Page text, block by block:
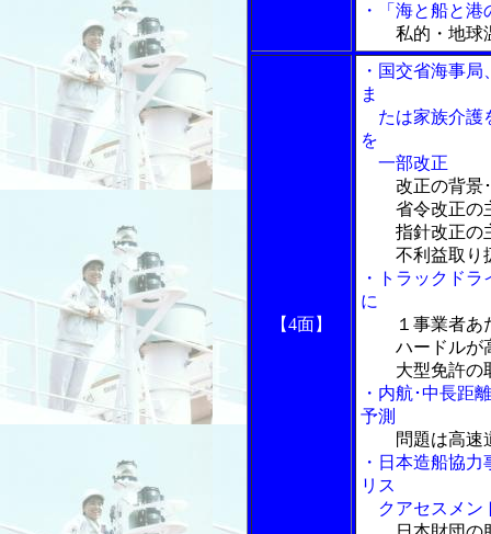
・「海と船と
私的・地
【4面】
・国交省海事
ま
たは家族介護
を
一部改正
改正の背景
省令改正の
指針改正の
不利益取り
・トラックド
に
１事業者
ハードルが高
大型免許の取
・内航･中長距
予測
問題は高速
・日本造船協
リス
クアセスメン